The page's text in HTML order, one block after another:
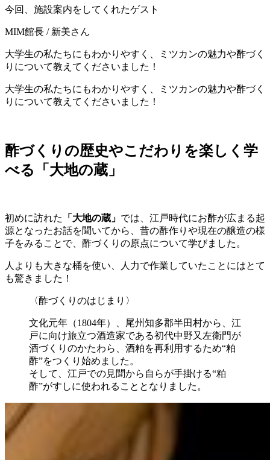
今回、施設案内をしてくれたゲスト
MIM館長 / 新美さん
大学生の私たちにもわかりやすく、ミツカンの魅力や酢づく
りについて教えてくださいました！
大学生の私たちにもわかりやすく、ミツカンの魅力や酢づく
りについて教えてくださいました！
酢づくりの歴史やこだわりを楽しく学
べる「大地の蔵」
初めに訪れた 「大地の蔵」 では、江戸時代にお酢が広まる起
源となったお話を聞いてから、昔の酢作りや現在の醸造の様
子をみることで、酢づくりの原点について学びました。
人よりも大きな桶を使い、人力で作業していたことにはとて
も驚きました！
〈酢づくりのはじまり〉
文化元年（1804年）、尾州知多郡半田村から、江
戸に向け旅立つ酒造家である初代中野又左衛門が
酒づくりのかたわら、酒粕を再利用するため“粕
酢”をつくり始めました。
そして、江戸での見聞から自らが手掛ける“粕
酢”がすしに使われることとなりました。